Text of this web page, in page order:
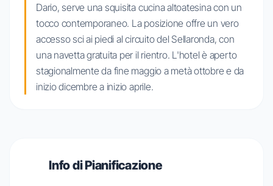
Dario, serve una squisita cucina altoatesina con un
tocco contemporaneo. La posizione offre un vero
accesso sci ai piedi al circuito del Sellaronda, con
una navetta gratuita per il rientro. L'hotel è aperto
stagionalmente da fine maggio a metà ottobre e da
inizio dicembre a inizio aprile.
Info di Pianificazione